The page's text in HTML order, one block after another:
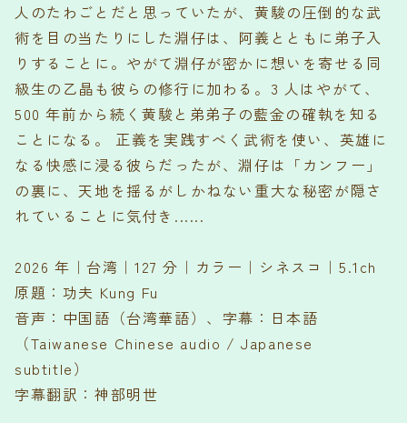
人のたわごとだと思っていたが、黄駿の圧倒的な武
術を目の当たりにした淵仔は、阿義とともに弟子入
りすることに。やがて淵仔が密かに想いを寄せる同
級生の乙晶も彼らの修行に加わる。3 人はやがて、
500 年前から続く黄駿と弟弟子の藍金の確執を知る
ことになる。 正義を実践すべく武術を使い、英雄に
なる快感に浸る彼らだったが、淵仔は「カンフー」
の裏に、天地を揺るがしかねない重大な秘密が隠さ
れていることに気付き......
2026 年｜台湾｜127 分｜カラー｜シネスコ｜5.1ch
原題：功夫 Kung Fu
音声：中国語（台湾華語）、字幕：日本語
（Taiwanese Chinese audio / Japanese
subtitle）
字幕翻訳：神部明世